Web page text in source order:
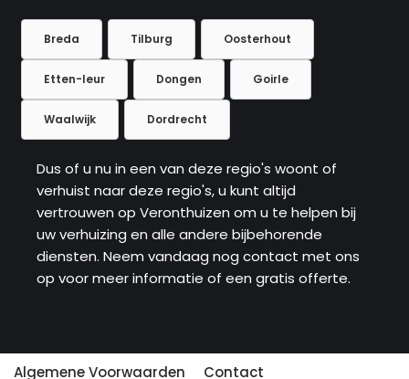
Breda Tilburg Oosterhout
Etten-leur Dongen Goirle
Waalwijk Dordrecht
Dus of u nu in een van deze regio's woont of
verhuist naar deze regio's, u kunt altijd
vertrouwen op Veronthuizen om u te helpen bij
uw verhuizing en alle andere bijbehorende
diensten. Neem vandaag nog contact met ons
op voor meer informatie of een gratis offerte.
Algemene Voorwaarden Contact